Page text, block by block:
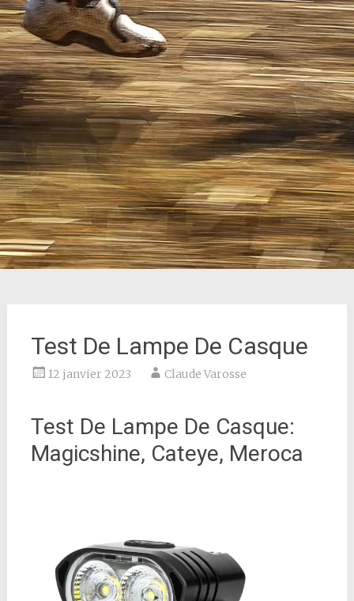
Test De Lampe De Casque
12 janvier 2023 Claude Varosse
Test De Lampe De Casque:
Magicshine, Cateye, Meroca